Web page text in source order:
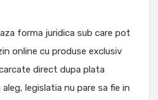
forma juridica sub care pot
online cu produse exclusiv
direct dupa plata
legislatia nu pare sa fie in